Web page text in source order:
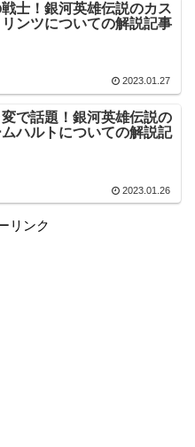
士！銀河英雄伝説のカス
ンツについての解説記事
2023.01.27
で話題！銀河英雄伝説の
ハルトについての解説記
2023.01.26
リンク